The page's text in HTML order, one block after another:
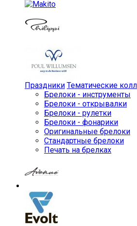
Праздники Тематические
Брелоки - инструменты
Брелоки - открывалки
Брелоки - рулетки
Брелоки - фонарики
Оригинальные брелоки
Стандартные брелоки
Печать на брелках